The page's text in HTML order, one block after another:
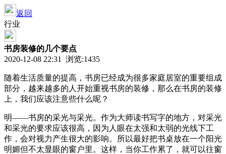
返回
行业
书房装修的几个要点
2020-12-08 22:31 浏览:1435
随着生活质量的提高，书房已经成为很多家庭居室的重要组成
部分，越来越多的人开始重视书房的装修，那么在书房的装修
上，我们应该注意些什么呢？
明——书房的采光与采光。作为大师读书写字的地方，对采光
和采光的要求应该很高，因为人眼在太强和太弱的光线下工
作，会对视力产生很大的影响。所以最好把书桌放在一个阳光
明媚但不太显眼的窗户里。这样，当你工作累了，就可以往窗